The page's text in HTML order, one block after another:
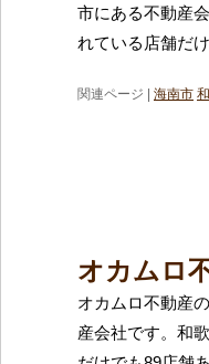
市にある不動産
れている店舗だ
関連ページ | 海南市
オカムロ
オカムロ不動産
産会社です。和